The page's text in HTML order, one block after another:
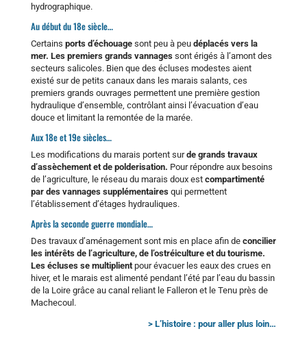
hydrographique.
Au début du 18e siècle…
Certains ports d’échouagesont peu à peu déplacés vers la
mer. Les premiers grands vannagessont érigés à l’amont des
secteurs salicoles. Bien que des écluses modestes aient
existé sur de petits canaux dans les marais salants, ces
premiers grands ouvrages permettent une première gestion
hydraulique d’ensemble, contrôlant ainsi l’évacuation d’eau
douce et limitant la remontée de la marée.
Aux 18e et 19e siècles…
Les modifications du marais portent surde grands travaux
d’assèchement et de polderisation. Pour répondre aux besoins
de l’agriculture, le réseau du marais doux est compartimenté
par des vannages supplémentairesqui permettent
l’établissement d’étages hydrauliques.
Après la seconde guerre mondiale…
Des travaux d’aménagement sont mis en place afin de concilier
les intérêts de l’agriculture, de l’ostréiculture et du tourisme.
Les écluses se multiplientpour évacuer les eaux des crues en
hiver, et le marais est alimenté pendant l’été par l’eau du bassin
de la Loire grâce au canal reliant le Falleron et le Tenu près de
Machecoul.
> L’histoire : pour aller plus loin…